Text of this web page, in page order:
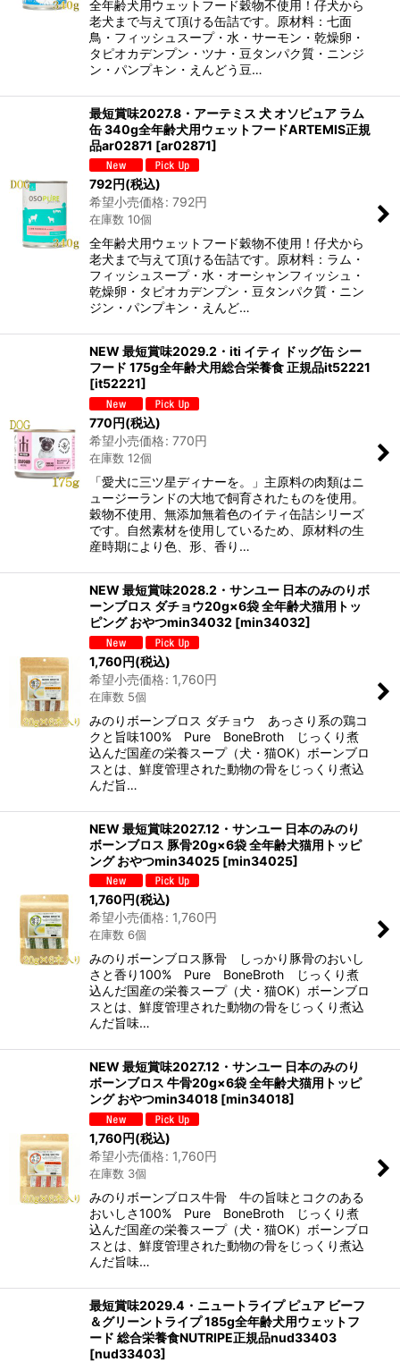
全年齢犬用ウェットフード穀物不使用！仔犬から
老犬まで与えて頂ける缶詰です。原材料：七面
鳥・フィッシュスープ・水・サーモン・乾燥卵・
タピオカデンプン・ツナ・豆タンパク質・ニンジ
ン・パンプキン・えんどう豆…
最短賞味2027.8・アーテミス 犬 オソピュア ラム
缶 340g全年齢犬用ウェットフードARTEMIS正規
品ar02871 [ar02871]
792円(税込)
希望小売価格: 792円
在庫数 10個
全年齢犬用ウェットフード穀物不使用！仔犬から
老犬まで与えて頂ける缶詰です。原材料：ラム・
フィッシュスープ・水・オーシャンフィッシュ・
乾燥卵・タピオカデンプン・豆タンパク質・ニン
ジン・パンプキン・えんど…
NEW 最短賞味2029.2・iti イティ ドッグ缶 シー
フード 175g全年齢犬用総合栄養食 正規品it52221
[it52221]
770円(税込)
希望小売価格: 770円
在庫数 12個
「愛犬に三ツ星ディナーを。」主原料の肉類はニ
ュージーランドの大地で飼育されたものを使用。
穀物不使用、無添加無着色のイティ缶詰シリーズ
です。自然素材を使用しているため、原材料の生
産時期により色、形、香り…
NEW 最短賞味2028.2・サンユー 日本のみのりボ
ーンブロス ダチョウ20g×6袋 全年齢犬猫用トッ
ピング おやつmin34032 [min34032]
1,760円(税込)
希望小売価格: 1,760円
在庫数 5個
みのりボーンブロス ダチョウ あっさり系の鶏コ
クと旨味100% Pure BoneBroth じっくり煮
込んだ国産の栄養スープ（犬・猫OK）ボーンブロ
スとは、鮮度管理された動物の骨をじっくり煮込
んだ旨…
NEW 最短賞味2027.12・サンユー 日本のみのり
ボーンブロス 豚骨20g×6袋 全年齢犬猫用トッピ
ング おやつmin34025 [min34025]
1,760円(税込)
希望小売価格: 1,760円
在庫数 6個
みのりボーンブロス豚骨 しっかり豚骨のおいし
さと香り100% Pure BoneBroth じっくり煮
込んだ国産の栄養スープ（犬・猫OK）ボーンブロ
スとは、鮮度管理された動物の骨をじっくり煮込
んだ旨味…
NEW 最短賞味2027.12・サンユー 日本のみのり
ボーンブロス 牛骨20g×6袋 全年齢犬猫用トッピ
ング おやつmin34018 [min34018]
1,760円(税込)
希望小売価格: 1,760円
在庫数 3個
みのりボーンブロス牛骨 牛の旨味とコクのある
おいしさ100% Pure BoneBroth じっくり煮
込んだ国産の栄養スープ（犬・猫OK）ボーンブロ
スとは、鮮度管理された動物の骨をじっくり煮込
んだ旨味…
最短賞味2029.4・ニュートライプ ピュア ビーフ
＆グリーントライプ 185g全年齢犬用ウェットフ
ード 総合栄養食NUTRIPE正規品nud33403
[nud33403]